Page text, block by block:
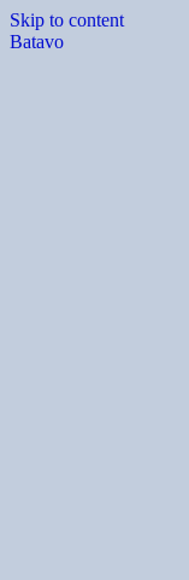
Skip to content
Batavo